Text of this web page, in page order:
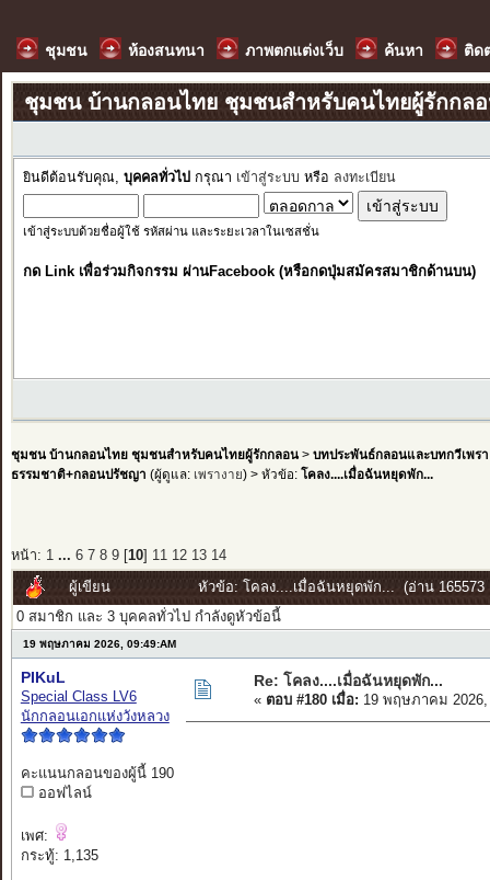
ชุมชน ห้องสนทนา ภาพตกแต่งเว็บ ค้นหา ติด
ชุมชน บ้านกลอนไทย ชุมชนสำหรับคนไทยผู้รักกล
ยินดีต้อนรับคุณ, บุคคลทั่วไป กรุณา เข้าสู่ระบบ หรือ ลงทะเบียน
เข้าสู่ระบบด้วยชื่อผู้ใช้ รหัสผ่าน และระยะเวลาในเซสชั่น
กด Link เพื่อร่วมกิจกรรม ผ่านFacebook (หรือกดปุ่มสมัครสมาชิกด้านบน)
ชุมชน บ้านกลอนไทย ชุมชนสำหรับคนไทยผู้รักกลอน> บทประพันธ์กลอนและบทกวีเพรา
ธรรมชาติ+กลอนปรัชญา (ผู้ดูแล: เพรางาย) > หัวข้อ: โคลง....เมื่อฉันหยุดพัก...
หน้า: 1 ... 6 7 8 9[ 10] 11 12 13 14
ผู้เขียน
หัวข้อ: โคลง....เมื่อฉันหยุดพัก... (อ่าน 165573
0 สมาชิก และ 3 บุคคลทั่วไป กำลังดูหัวข้อนี้
19 พฤษภาคม 2026, 09:49:AM
PIKuL
Special Class LV6
นักกลอนเอกแห่งวังหลวง
คะแนนกลอนของผู้นี้ 190
ออฟไลน์
เพศ:
กระทู้: 1,135
Re: โคลง....เมื่อฉันหยุดพัก...
« ตอบ #180 เมื่อ: 19 พฤษภาคม 2026,